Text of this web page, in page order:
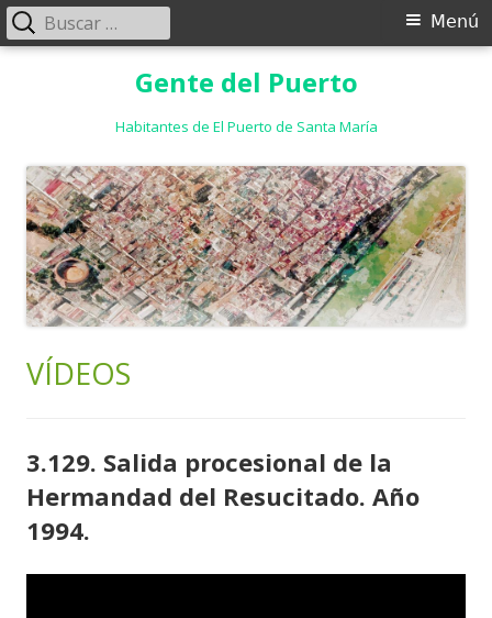
Gente del Puerto
Habitantes de El Puerto de Santa María
Menú
Menú
Buscar:
VÍDEOS
3.129. Salida procesional de la
Hermandad del Resucitado. Año
1994.